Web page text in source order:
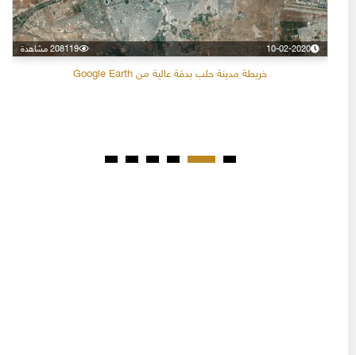
10-02-2020 208119 مشاهدة
خريطة مدينة حلب بدقة عالية من Google Earth